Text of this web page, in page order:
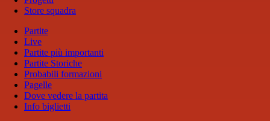
Store squadra
Partite
Live
Partite più importanti
Partite Storiche
Probabili formazioni
Pagelle
Dove vedere la partita
Info biglietti